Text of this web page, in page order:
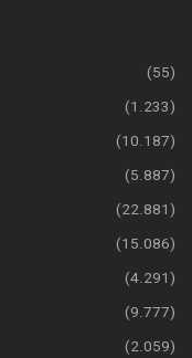
(55)
(1.233)
(10.187)
(5.887)
(22.881)
(15.086)
(4.291)
(9.777)
(2.059)